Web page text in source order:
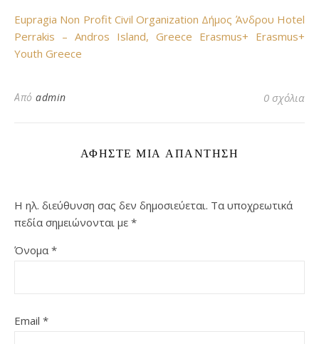
Eupragia Non Profit Civil Organization Δήμος Άνδρου Hotel
Perrakis – Andros Island, Greece Erasmus+ Erasmus+
Youth Greece
Από admin 0 σχόλια
ΑΦΉΣΤΕ ΜΙΑ ΑΠΆΝΤΗΣΗ
Η ηλ. διεύθυνση σας δεν δημοσιεύεται. Τα υποχρεωτικά
πεδία σημειώνονται με *
Όνομα *
Email *